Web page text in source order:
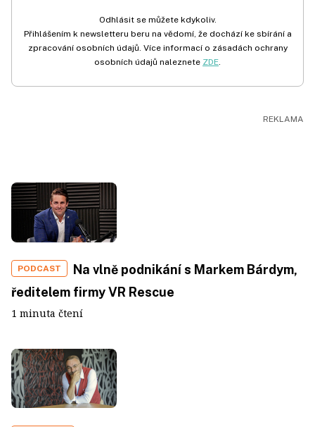
Odhlásit se můžete kdykoliv.
Přihlášením k newsletteru beru na vědomí, že dochází ke sbírání a
zpracování osobních údajů. Více informací o zásadách ochrany
osobních údajů naleznete ZDE.
PODCAST
Na vlně podnikání s Markem Bárdym,
ředitelem firmy VR Rescue
1 minuta čtení